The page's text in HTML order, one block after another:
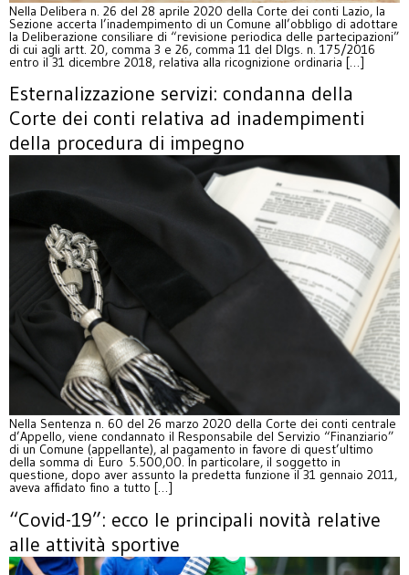
Nella Delibera n. 26 del 28 aprile 2020 della Corte dei conti Lazio, la
Sezione accerta l’inadempimento di un Comune all’obbligo di adottare
la Deliberazione consiliare di “revisione periodica delle partecipazioni”
di cui agli artt. 20, comma 3 e 26, comma 11 del Dlgs. n. 175/2016
entro il 31 dicembre 2018, relativa alla ricognizione ordinaria […]
Esternalizzazione servizi: condanna della
Corte dei conti relativa ad inadempimenti
della procedura di impegno
Nella Sentenza n. 60 del 26 marzo 2020 della Corte dei conti centrale
d’Appello, viene condannato il Responsabile del Servizio “Finanziario”
di un Comune (appellante), al pagamento in favore di quest’ultimo
della somma di Euro 5.500,00. In particolare, il soggetto in
questione, dopo aver assunto la predetta funzione il 31 gennaio 2011,
aveva affidato fino a tutto […]
“Covid-19”: ecco le principali novità relative
alle attività sportive